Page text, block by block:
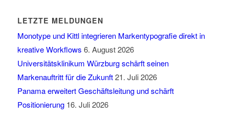
LETZTE MELDUNGEN
Monotype und Kittl integrieren Markentypografie direkt in
kreative Workflows 6. August 2026
Universitätsklinikum Würzburg schärft seinen
Markenauftritt für die Zukunft 21. Juli 2026
Panama erweitert Geschäftsleitung und schärft
Positionierung 16. Juli 2026